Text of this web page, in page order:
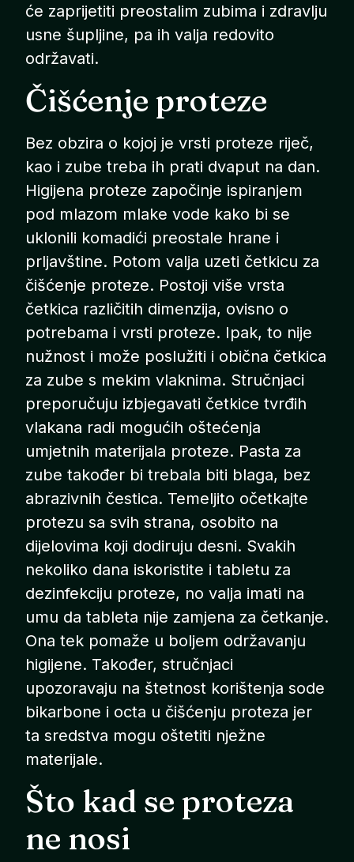
će zaprijetiti preostalim zubima i zdravlju
usne šupljine, pa ih valja redovito
održavati.
Čišćenje proteze
Bez obzira o kojoj je vrsti proteze riječ,
kao i zube treba ih prati dvaput na dan.
Higijena proteze započinje ispiranjem
pod mlazom mlake vode kako bi se
uklonili komadići preostale hrane i
prljavštine. Potom valja uzeti četkicu za
čišćenje proteze. Postoji više vrsta
četkica različitih dimenzija, ovisno o
potrebama i vrsti proteze. Ipak, to nije
nužnost i može poslužiti i obična četkica
za zube s mekim vlaknima. Stručnjaci
preporučuju izbjegavati četkice tvrđih
vlakana radi mogućih oštećenja
umjetnih materijala proteze. Pasta za
zube također bi trebala biti blaga, bez
abrazivnih čestica. Temeljito očetkajte
protezu sa svih strana, osobito na
dijelovima koji dodiruju desni. Svakih
nekoliko dana iskoristite i tabletu za
dezinfekciju proteze, no valja imati na
umu da tableta nije zamjena za četkanje.
Ona tek pomaže u boljem održavanju
higijene. Također, stručnjaci
upozoravaju na štetnost korištenja sode
bikarbone i octa u čišćenju proteza jer
ta sredstva mogu oštetiti nježne
materijale.
Što kad se proteza
ne nosi